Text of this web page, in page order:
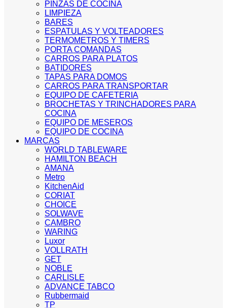
PINZAS DE COCINA
LIMPIEZA
BARES
ESPATULAS Y VOLTEADORES
TERMOMETROS Y TIMERS
PORTA COMANDAS
CARROS PARA PLATOS
BATIDORES
TAPAS PARA DOMOS
CARROS PARA TRANSPORTAR
EQUIPO DE CAFETERIA
BROCHETAS Y TRINCHADORES PARA
COCINA
EQUIPO DE MESEROS
EQUIPO DE COCINA
MARCAS
WORLD TABLEWARE
HAMILTON BEACH
AMANA
Metro
KitchenAid
CORIAT
CHOICE
SOLWAVE
CAMBRO
WARING
Luxor
VOLLRATH
GET
NOBLE
CARLISLE
ADVANCE TABCO
Rubbermaid
TP